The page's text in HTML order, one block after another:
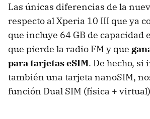
Las únicas diferencias de la
respecto al Xperia 10 III que ya
que incluye 64 GB de capacidad
que pierde la radio FM y que
para tarjetas eSIM. De hecho,
también una tarjeta nanoSIM,
función Dual SIM (física +